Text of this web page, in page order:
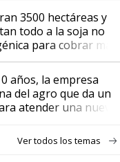
3500 hectáreas y
todo a la soja no
para cobrar más
compraron un
años, la empresa
del agro que da un
atender una nueva
Ver todos los temas